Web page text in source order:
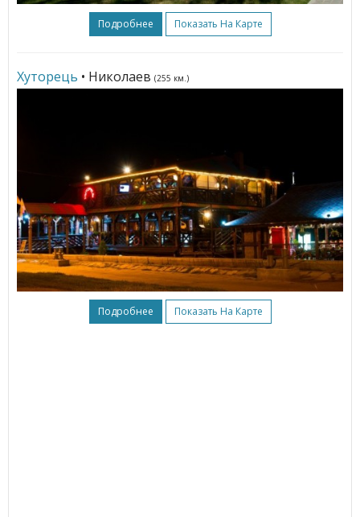
Подробнее Показать На Карте
Хуторець • Николаев (255 км.)
Подробнее Показать На Карте